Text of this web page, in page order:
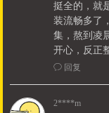
挺全的，就
装流畅多了
集，熬到凌
开心，反正
ꂖ 回复
2****m